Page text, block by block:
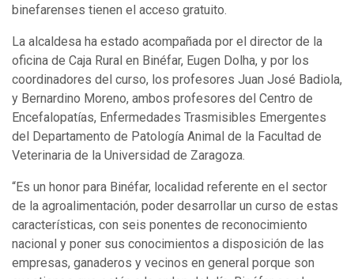
binefarenses tienen el acceso gratuito.
La alcaldesa ha estado acompañada por el director de la
oficina de Caja Rural en Binéfar, Eugen Dolha, y por los
coordinadores del curso, los profesores Juan José Badiola,
y Bernardino Moreno, ambos profesores del Centro de
Encefalopatías, Enfermedades Trasmisibles Emergentes
del Departamento de Patología Animal de la Facultad de
Veterinaria de la Universidad de Zaragoza.
“Es un honor para Binéfar, localidad referente en el sector
de la agroalimentación, poder desarrollar un curso de estas
características, con seis ponentes de reconocimiento
nacional y poner sus conocimientos a disposición de las
empresas, ganaderos y vecinos en general porque son